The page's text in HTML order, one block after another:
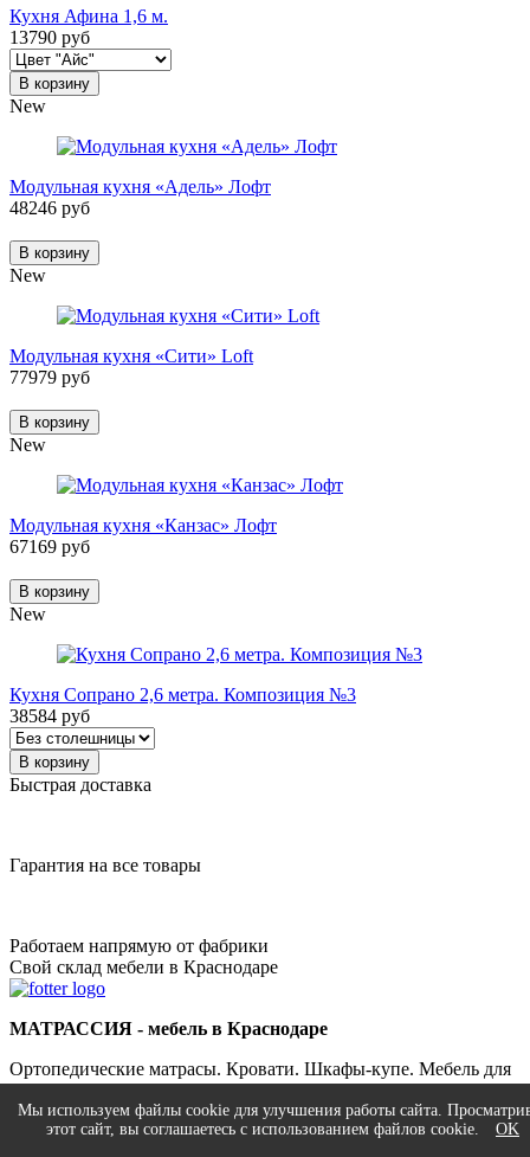
Мы используем файлы cookie для улучшения работы сайта.
этот сайт, вы соглашаетесь с использованием файлов cookie.
OK
Кухня Афина 1,6 м.
13790 руб
В корзину
New
Модульная кухня «Адель» Лофт
48246 руб
В корзину
New
Модульная кухня «Сити» Loft
77979 руб
В корзину
New
Модульная кухня «Канзас» Лофт
67169 руб
В корзину
New
Кухня Сопрано 2,6 метра. Композиция №3
38584 руб
В корзину
Быстрая доставка
Гарантия на все товары
Работаем напрямую от фабрики
Свой склад мебели в Краснодаре
МАТРАССИЯ - мебель в Краснодаре
Ортопедические матрасы. Кровати. Шкафы-купе. Мебель для
спальни и гостиной.
+7 (861) 217-59-54